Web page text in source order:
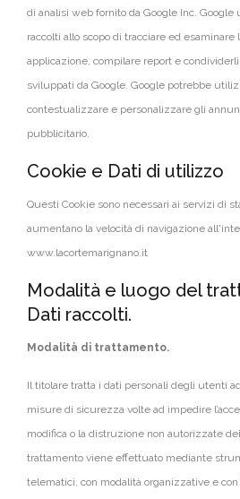
di analisi web fornito da Google Inc.
raccolti allo scopo di tracciare ed
applicazione, compilare report e
sviluppati da Google. Google potrebbe
contestualizzare e personalizzare gli
pubblicitario.
Cookie e Dati di utilizzo
Questi Cookie sono necessari ai servizi di
aumentano la velocità di navigazione
www.lacortemarignano.it
Modalità e luogo del
Dati raccolti.
Modalità di trattamento.
Il titolare tratta i dati personali degli utenti
misure di sicurezza volte ad impedire
modifica o la distruzione non autorizzate
trattamento viene effettuato mediante
telematici, con modalità organizzative e